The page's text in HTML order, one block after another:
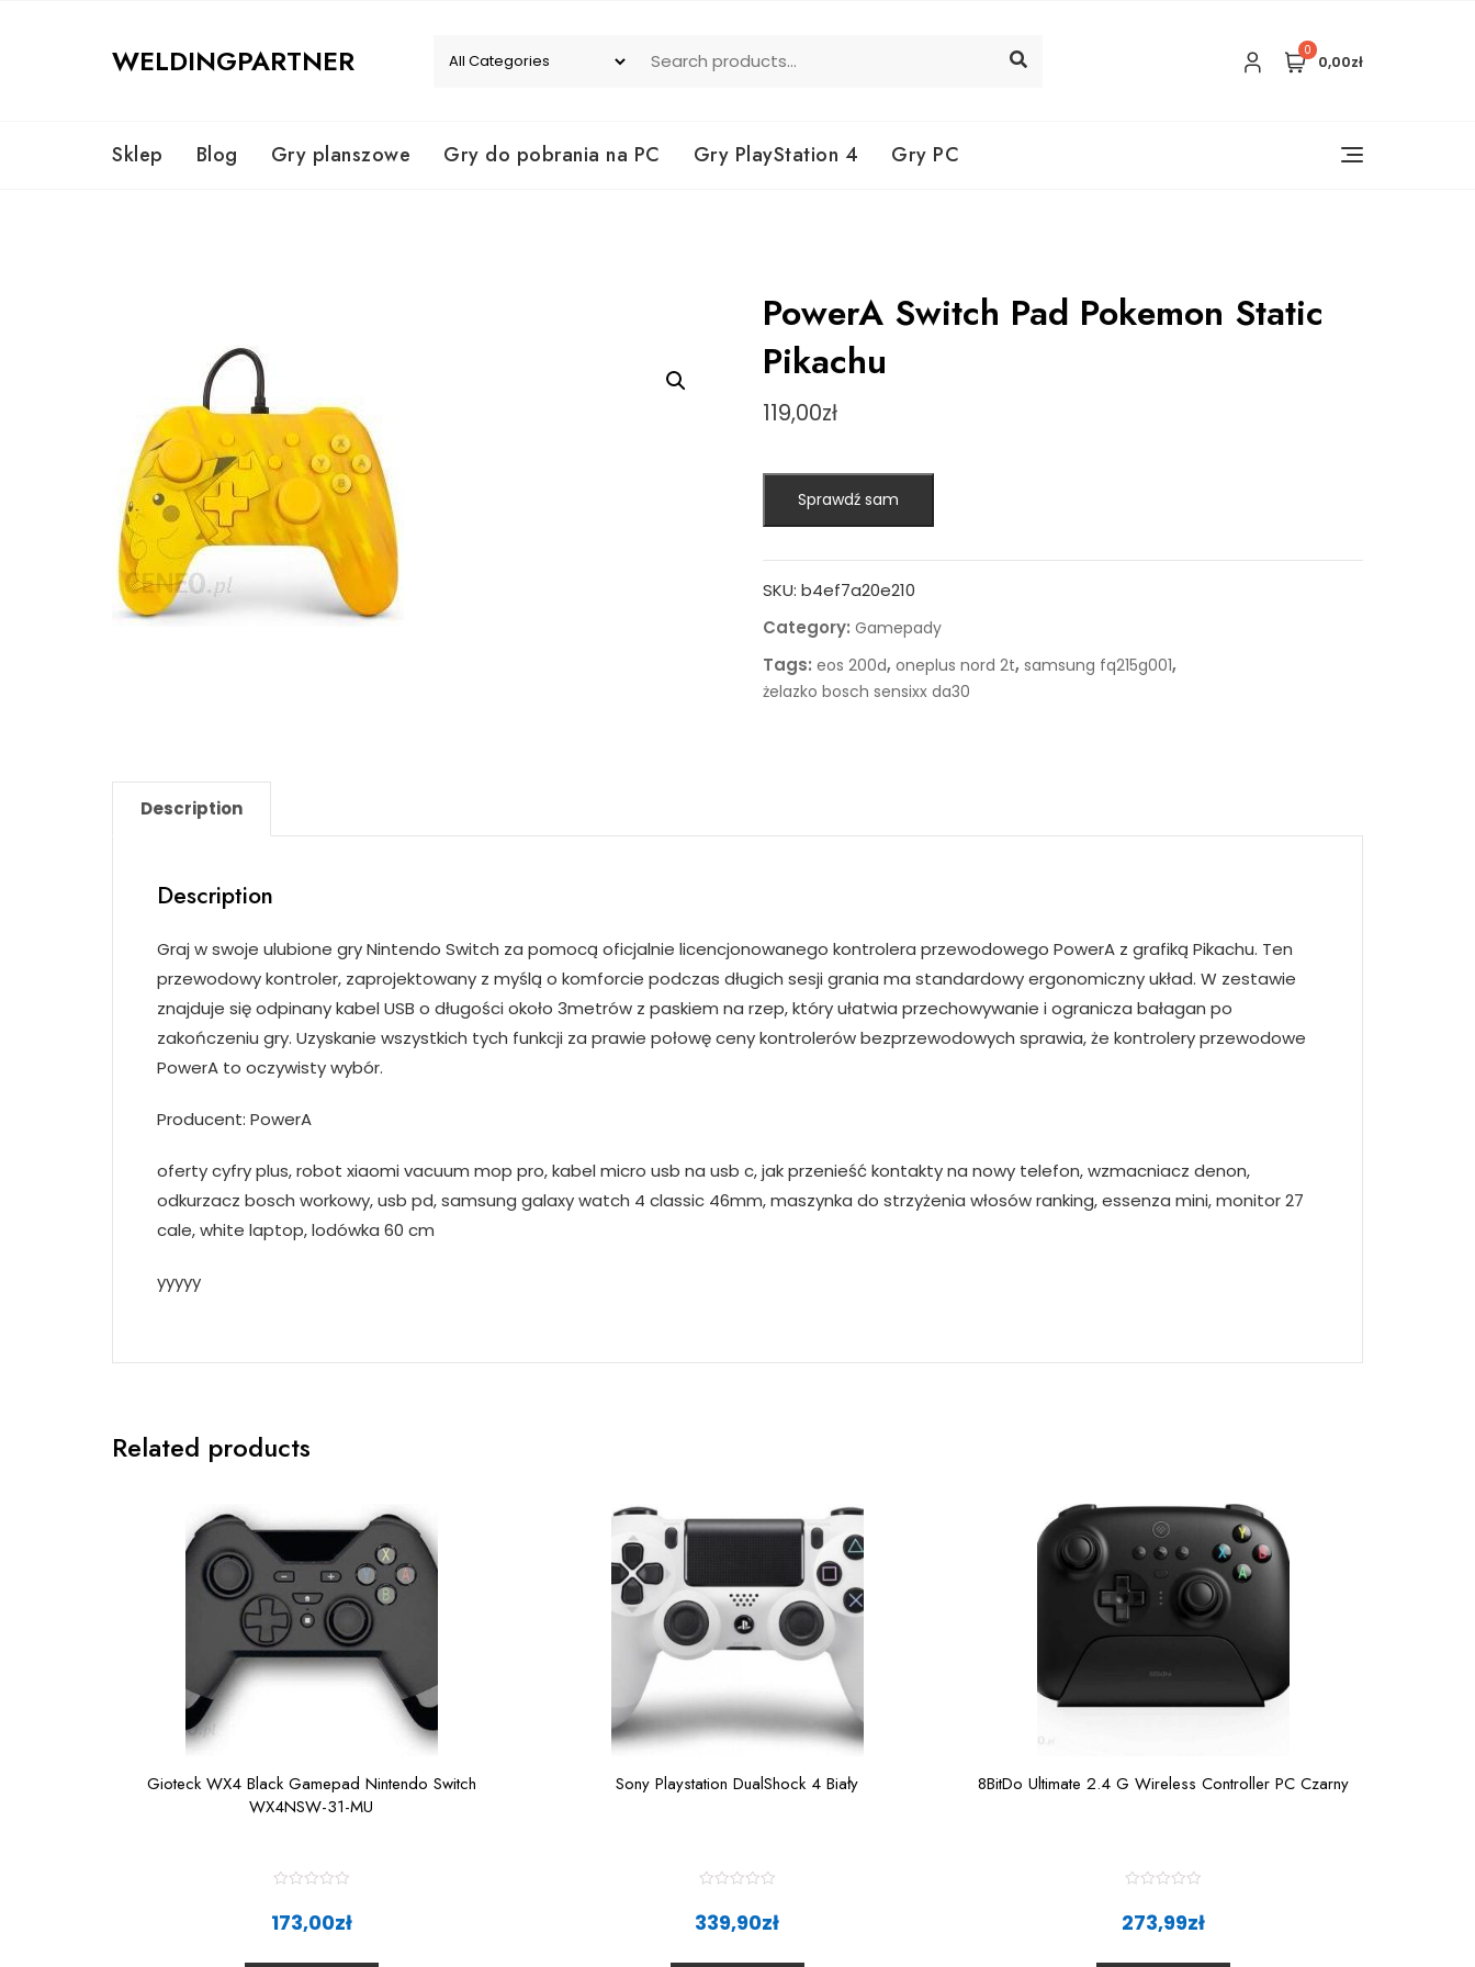
WELDINGPARTNER 0
0,00zł
Sklep Blog Gry planszowe Gry do pobrania na PC Gry PlayStation 4 Gry PC
PowerA Switch Pad Pokemon Static
Pikachu
119,00zł
Sprawdź sam
SKU: b4ef7a20e210
Category: Gamepady
Tags: eos 200d, oneplus nord 2t, samsung fq215g001,
żelazko bosch sensixx da30
Description
Description
Graj w swoje ulubione gry Nintendo Switch za pomocą oficjalnie licencjonowanego kontrolera przewodowego PowerA z grafiką Pikachu. Ten
przewodowy kontroler, zaprojektowany z myślą o komforcie podczas długich sesji grania ma standardowy ergonomiczny układ. W zestawie
znajduje się odpinany kabel USB o długości około 3metrów z paskiem na rzep, który ułatwia przechowywanie i ogranicza bałagan po
zakończeniu gry. Uzyskanie wszystkich tych funkcji za prawie połowę ceny kontrolerów bezprzewodowych sprawia, że kontrolery przewodowe
PowerA to oczywisty wybór.
Producent: PowerA
oferty cyfry plus, robot xiaomi vacuum mop pro, kabel micro usb na usb c, jak przenieść kontakty na nowy telefon, wzmacniacz denon,
odkurzacz bosch workowy, usb pd, samsung galaxy watch 4 classic 46mm, maszynka do strzyżenia włosów ranking, essenza mini, monitor 27
cale, white laptop, lodówka 60 cm
yyyyy
Related products
Gioteck WX4 Black Gamepad Nintendo Switch
WX4NSW-31-MU
173,00zł
Sony Playstation DualShock 4 Biały
a
t
339,90zł
8BitDo Ultimate 2.4 G Wireless Controller PC Czarny
t
273,99zł